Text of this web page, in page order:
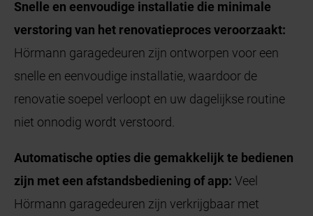
Snelle en eenvoudige installatie die minimale
verstoring van het renovatieproces veroorzaakt:
Hörmann garagedeuren zijn ontworpen voor een
snelle en eenvoudige installatie, waardoor de
renovatie soepel verloopt en uw dagelijkse routine
niet onnodig wordt verstoord.
Automatische opties die gemakkelijk te bedienen
zijn met een afstandsbediening of app: Veel
Hörmann garagedeuren zijn verkrijgbaar met